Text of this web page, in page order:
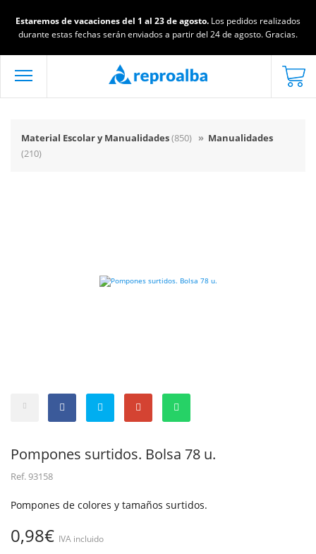
Estaremos de vacaciones del 1 al 23 de agosto. Los pedidos realizados
durante estas fechas serán enviados a partir del 24 de agosto. Gracias.
Material Escolar y Manualidades(850) » Manualidades
(210)
Pompones surtidos. Bolsa 78 u.
Ref.93158
Pompones de colores y tamaños surtidos.
0,98€ IVA incluido